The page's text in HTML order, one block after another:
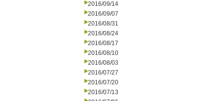
2016/09/14
2016/09/07
2016/08/31
2016/08/24
2016/08/17
2016/08/10
2016/08/03
2016/07/27
2016/07/20
2016/07/13